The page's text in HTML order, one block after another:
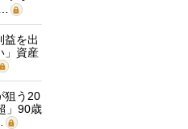
益を出
」資産
狙う20
」90歳